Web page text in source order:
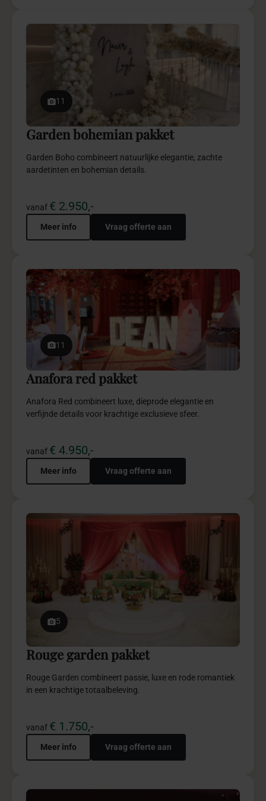
11
Garden bohemian pakket
Garden Boho combineert natuurlijke elegantie, zachte
aardetinten en bohemian details.
vanaf € 2.950,-
Meer info Vraag offerte aan
11
Anafora red pakket
Anafora Red combineert luxe, dieprode elegantie en
verfijnde details voor krachtige exclusieve sfeer.
vanaf € 4.950,-
Meer info Vraag offerte aan
5
Rouge garden pakket
Rouge Garden combineert passie, luxe en rode romantiek
in een krachtige totaalbeleving.
vanaf € 1.750,-
Meer info Vraag offerte aan